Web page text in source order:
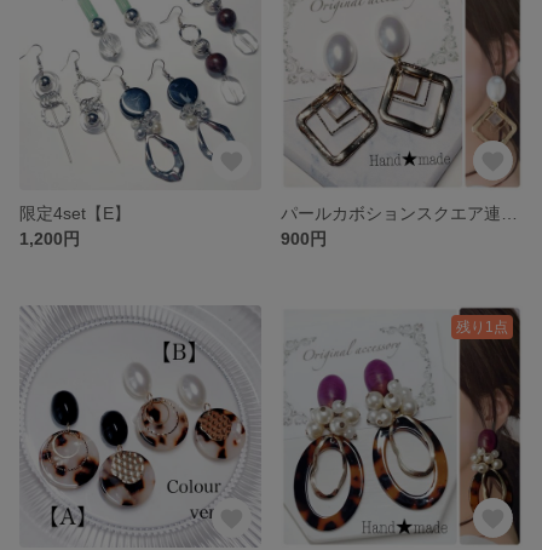
限定4set【E】
1,200円
900円
残り1点